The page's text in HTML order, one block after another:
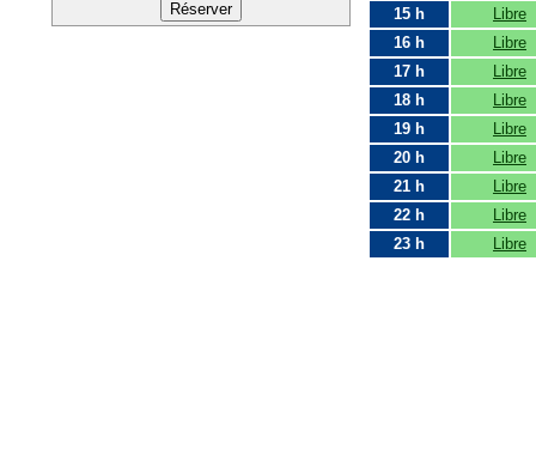
15 h
Libre
16 h
Libre
17 h
Libre
18 h
Libre
19 h
Libre
20 h
Libre
21 h
Libre
22 h
Libre
23 h
Libre